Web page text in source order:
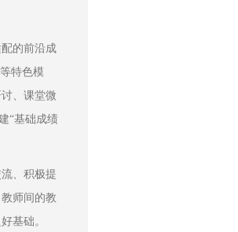
的前沿成
特色模
、课堂微
“基础成绩
、积极提
师间的教
基础。